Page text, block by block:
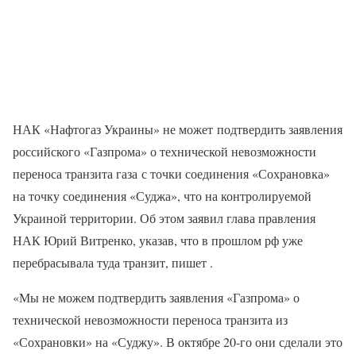
НАК «Нафтогаз Украины» не может подтвердить заявления
российского «Газпрома» о технической невозможности
переноса транзита газа с точки соединения «Сохрановка»
на точку соединения «Суджа», что на контролируемой
Украиной территории. Об этом заявил глава правления
НАК Юрий Витренко, указав, что в прошлом рф уже
перебрасывала туда транзит, пишет .
«Мы не можем подтвердить заявления «Газпрома» о
технической невозможности переноса транзита из
«Сохрановки» на «Суджу». В октябре 20-го они сделали это